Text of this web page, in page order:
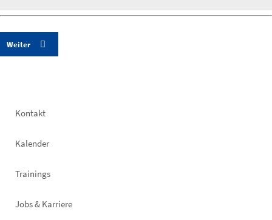
Footer
Kontakt
Kalender
Trainings
Jobs & Karriere